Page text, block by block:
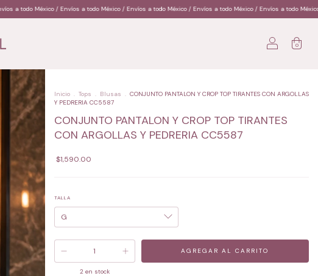
a todo México / Envíos a todo México / Envíos a todo México / Envíos a todo México / Envíos a todo
0
Inicio . Tops . Blusas . CONJUNTO PANTALON Y CROP TOP TIRANTES CON ARGOLLAS
Y PEDRERIA CC5587
CONJUNTO PANTALON Y CROP TOP TIRANTES
CON ARGOLLAS Y PEDRERIA CC5587
$1,590.00
TALLA
2en stock